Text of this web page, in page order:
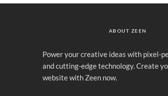
ABOUT ZEEN
Power your creative ideas with pixel-
and cutting-edge technology. Create
website with Zeen now.